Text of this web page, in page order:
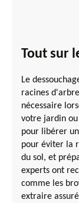
Tout sur
Le
racines
nécessaire
votre jardin
pour libérer
pour éviter la
du sol, et
experts ont
comme les
extraire